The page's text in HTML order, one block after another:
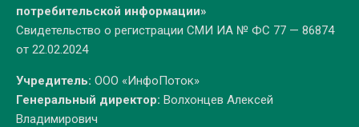
потребительской информации»
Свидетельство о регистрации СМИ ИА № ФС 77 — 86874
от 22.02.2024
Учредитель: ООО «ИнфоПоток»
Генеральный директор: Волхонцев Алексей
Владимирович